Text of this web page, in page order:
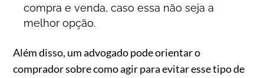
compra e venda, caso essa não seja a
melhor opção.
Além disso, um advogado pode orientar o
comprador sobre como agir para evitar esse tipo de